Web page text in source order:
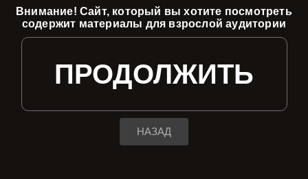
Внимание! Сайт, который вы хотите посмотреть
содержит материалы для взрослой аудитории
ПРОДОЛЖИТЬ
НАЗАД